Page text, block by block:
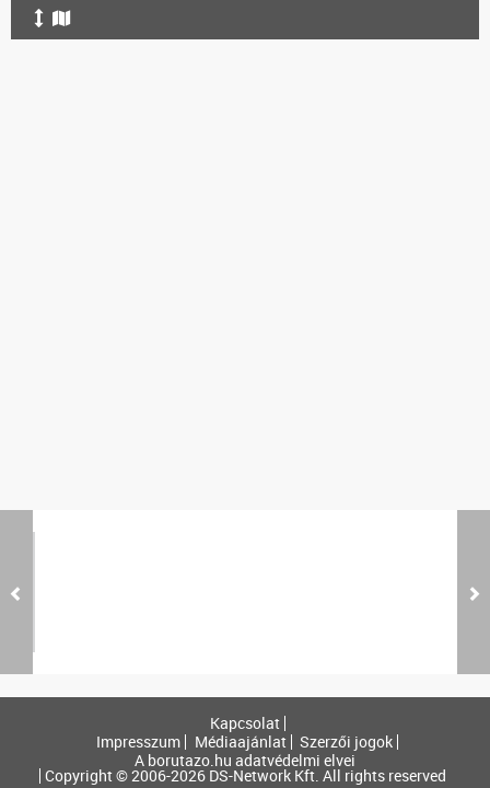
Kapcsolat
Impresszum
Médiaajánlat
Szerzői jogok
A borutazo.hu adatvédelmi elvei
Copyright © 2006-2026 DS-Network Kft. All rights reserved